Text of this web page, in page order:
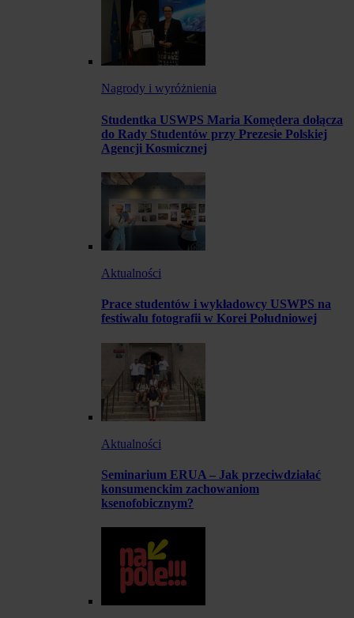
Nagrody i wyróżnienia
Studentka USWPS Maria Komędera dołącza
do Rady Studentów przy Prezesie Polskiej
Agencji Kosmicznej
Aktualności
Prace studentów i wykładowcy USWPS na
festiwalu fotografii w Korei Południowej
Aktualności
Seminarium ERUA – Jak przeciwdziałać
konsumenckim zachowaniom
ksenofobicznym?